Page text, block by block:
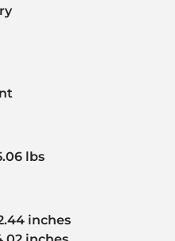
lbs
inches